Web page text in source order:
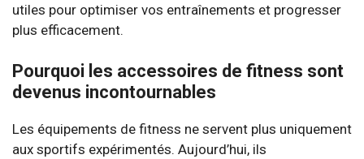
utiles pour optimiser vos entraînements et progresser
plus efficacement.
Pourquoi les accessoires de fitness sont
devenus incontournables
Les équipements de fitness ne servent plus uniquement
aux sportifs expérimentés. Aujourd’hui, ils